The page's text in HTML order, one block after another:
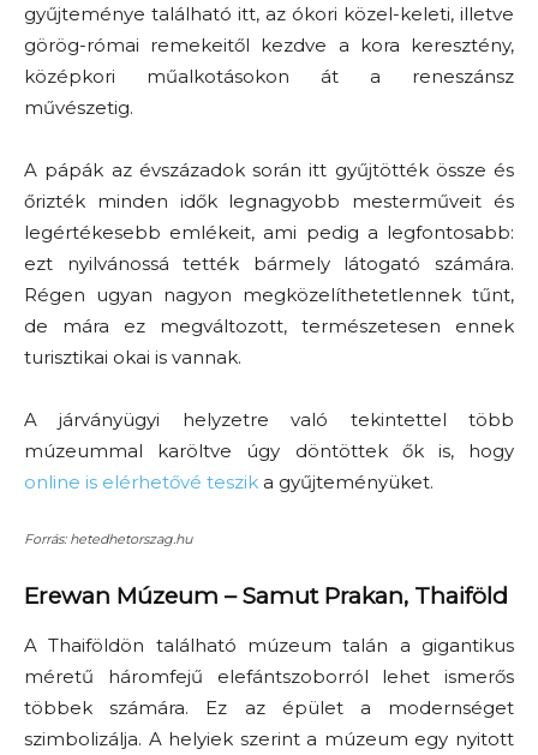
gyűjteménye található itt, az ókori közel-keleti, illetve
görög-római remekeitől kezdve a kora keresztény,
középkori műalkotásokon át a reneszánsz
művészetig.
A pápák az évszázadok során itt gyűjtötték össze és
őrizték minden idők legnagyobb mesterműveit és
legértékesebb emlékeit, ami pedig a legfontosabb:
ezt nyilvánossá tették bármely látogató számára.
Régen ugyan nagyon megközelíthetetlennek tűnt,
de mára ez megváltozott, természetesen ennek
turisztikai okai is vannak.
A járványügyi helyzetre való tekintettel több
múzeummal karöltve úgy döntöttek ők is, hogy
online is elérhetővé teszik a gyűjteményüket.
Forrás: hetedhetorszag.hu
Erewan Múzeum – Samut Prakan, Thaiföld
A Thaiföldön található múzeum talán a gigantikus
méretű háromfejű elefántszoborról lehet ismerős
többek számára. Ez az épület a modernséget
szimbolizálja. A helyiek szerint a múzeum egy nyitott